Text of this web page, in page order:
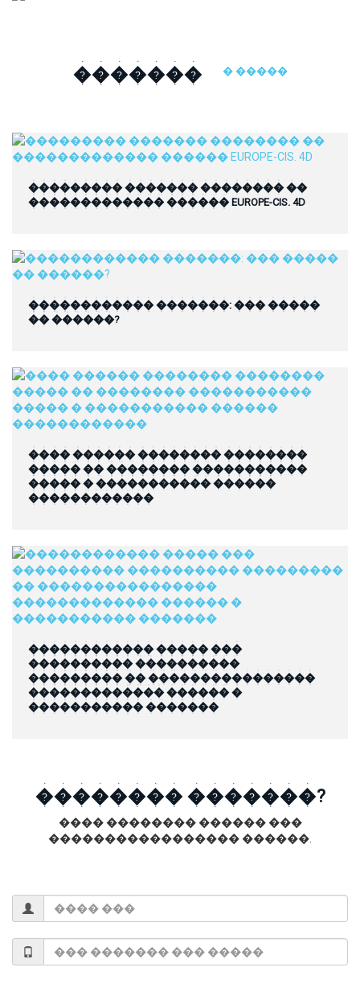
������� � �����
��������� ������� �������� ��
������������� ������ EUROPE-CIS. 4D
������������ �������: ��� �����
�� ������?
���� ������ �������� ��������
����� �� �������� �����������
����� � ����������� ������
������������
������������ ����� ���
���������� ����������
��������� �� ����������������
������������� ������ �
����������� �������
�������� �������?
���� �������� ������ ���
����������������� ������.